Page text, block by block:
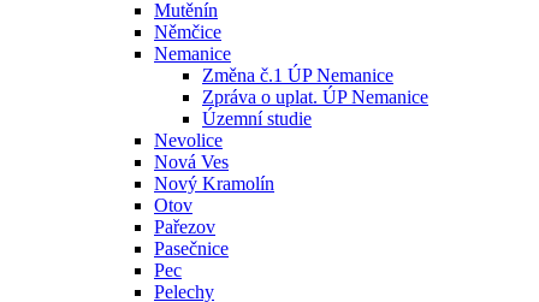
Mutěnín
Němčice
Nemanice
Změna č.1 ÚP Nemanice
Zpráva o uplat. ÚP Nemanice
Územní studie
Nevolice
Nová Ves
Nový Kramolín
Otov
Pařezov
Pasečnice
Pec
Pelechy